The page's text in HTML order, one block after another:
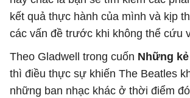
kết quả thực hành của mình và kịp
các vấn đề trước khi không thể cứu
Theo Gladwell trong cuốn Những
thì điều thực sự khiến The Beatles
những ban nhạc khác ở thời điểm